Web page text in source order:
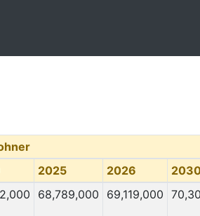
2025 2026
68,789,000 69,119,000